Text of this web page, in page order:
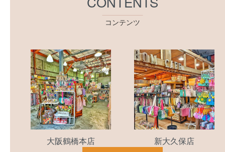
コンテンツ
大阪鶴橋本店 新大久保店